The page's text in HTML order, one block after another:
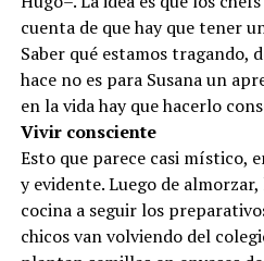
Hugo–. La idea es que los
cuenta de que hay que tener
Saber qué estamos tragando,
hace no es para Susana un
en la vida hay que hacerlo
Vivir consciente
Esto que parece casi místico,
y evidente. Luego de
cocina a seguir los
chicos van volviendo del